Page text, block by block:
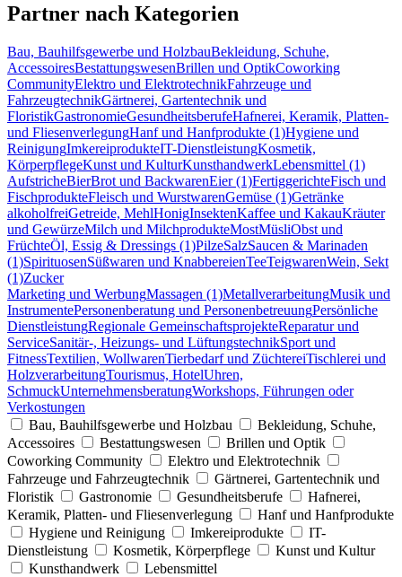
Partner nach Kategorien
Bau, Bauhilfsgewerbe und HolzbauBekleidung, Schuhe,
AccessoiresBestattungswesenBrillen und OptikCoworking
CommunityElektro und ElektrotechnikFahrzeuge und
FahrzeugtechnikGärtnerei, Gartentechnik und
FloristikGastronomieGesundheitsberufeHafnerei, Keramik, Platten-
und FliesenverlegungHanf und Hanfprodukte (1)Hygiene und
ReinigungImkereiprodukteIT-DienstleistungKosmetik,
KörperpflegeKunst und KulturKunsthandwerkLebensmittel (1)
AufstricheBierBrot und BackwarenEier (1)FertiggerichteFisch und
FischprodukteFleisch und WurstwarenGemüse (1)Getränke
alkoholfreiGetreide, MehlHonigInsektenKaffee und KakauKräuter
und GewürzeMilch und MilchprodukteMostMüsliObst und
FrüchteÖl, Essig & Dressings (1)PilzeSalzSaucen & Marinaden
(1)SpirituosenSüßwaren und KnabbereienTeeTeigwarenWein, Sekt
(1)Zucker
Marketing und WerbungMassagen (1)MetallverarbeitungMusik und
InstrumentePersonenberatung und PersonenbetreuungPersönliche
DienstleistungRegionale GemeinschaftsprojekteReparatur und
ServiceSanitär-, Heizungs- und LüftungstechnikSport und
FitnessTextilien, WollwarenTierbedarf und ZüchtereiTischlerei und
HolzverarbeitungTourismus, HotelUhren,
SchmuckUnternehmensberatungWorkshops, Führungen oder
Verkostungen
Bau, Bauhilfsgewerbe und Holzbau
Bekleidung, Schuhe,
Accessoires
Bestattungswesen
Brillen und Optik
Coworking Community
Elektro und Elektrotechnik
Fahrzeuge und Fahrzeugtechnik
Gärtnerei, Gartentechnik und
Floristik
Gastronomie Gesundheitsberufe
Hafnerei,
Keramik, Platten- und Fliesenverlegung
Hanf und Hanfprodukte
Hygiene und Reinigung
Imkereiprodukte
IT-
Dienstleistung
Kosmetik, Körperpflege
Kunst und Kultur
Kunsthandwerk
Lebensmittel